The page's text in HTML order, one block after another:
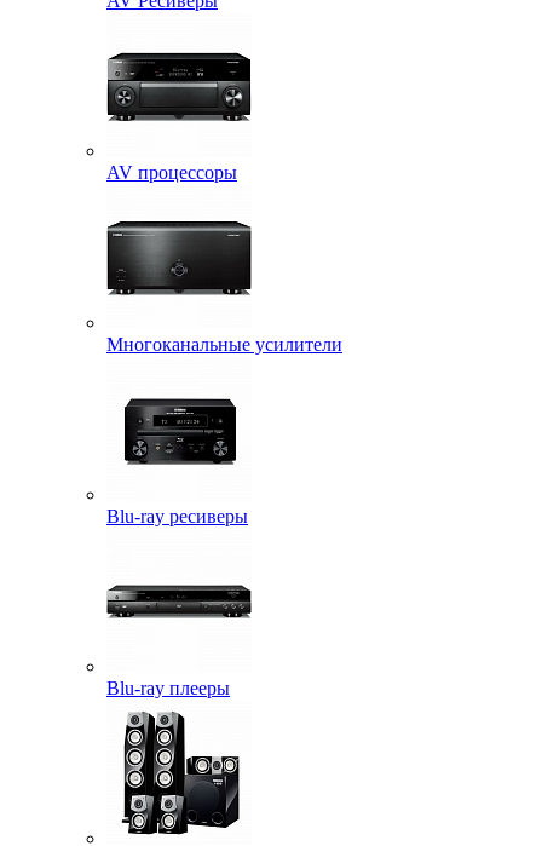
AV процессоры
Многоканальные усилители
Blu-ray ресиверы
Blu-ray плееры